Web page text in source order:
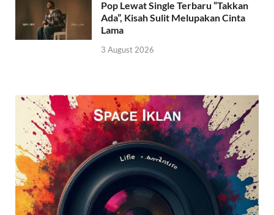
Pop Lewat Single Terbaru “Takkan
Ada”, Kisah Sulit Melupakan Cinta
Lama
3 August 2026